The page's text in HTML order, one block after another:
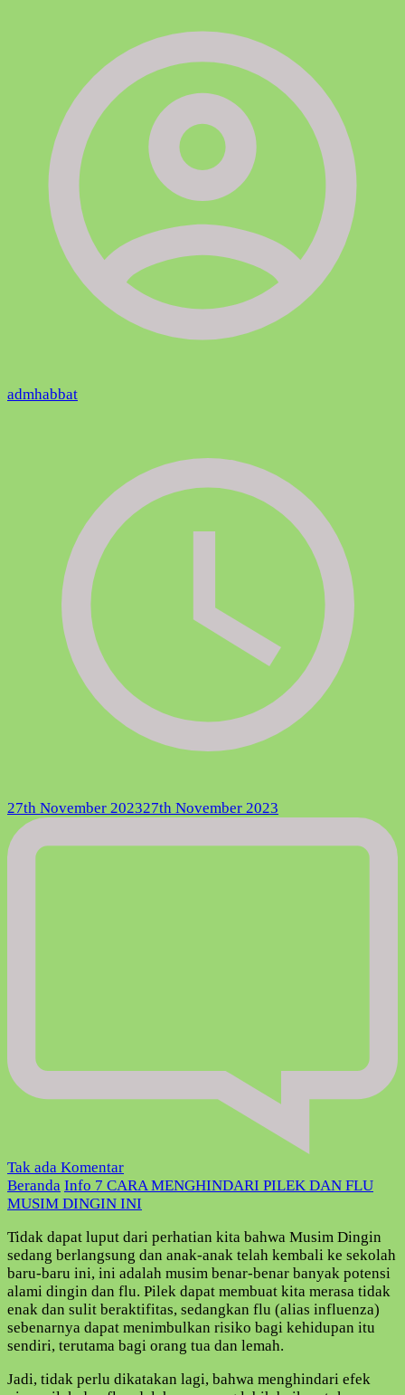
admhabbat
27th November 202327th November 2023
Tak ada Komentarpada
7
CARA
PILEK
DAN
FLU
MUSIM
DINGIN
INI
Beranda Info 7 CARA MENGHINDARI PILEK DAN FLU
MUSIM DINGIN INI
Tidak dapat luput dari perhatian kita bahwa Musim Dingin
sedang berlangsung dan anak-anak telah kembali ke sekolah
baru-baru ini, ini adalah musim benar-benar banyak potensi
alami dingin dan flu. Pilek dapat membuat kita merasa tidak
enak dan sulit beraktifitas, sedangkan flu (alias influenza)
sebenarnya dapat menimbulkan risiko bagi kehidupan itu
sendiri, terutama bagi orang tua dan lemah.
Jadi, tidak perlu dikatakan lagi, bahwa menghindari efek